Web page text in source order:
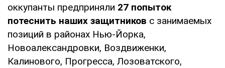
оккупанты предприняли 27 попыток
потеснить наших защитников с занимаемых
позиций в районах Нью-Йорка,
Новоалександровки, Воздвиженки,
Калинового, Прогресса, Лозоватского,